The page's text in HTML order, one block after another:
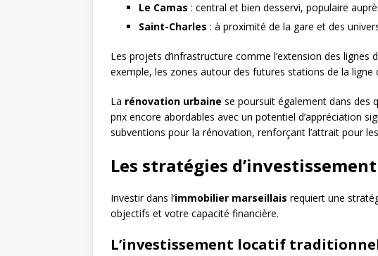
Le Camas : central et bien desservi, populaire
Saint-Charles : à proximité de la gare et des
Les projets d’infrastructure comme l’extension des
exemple, les zones autour des futures stations de la
La rénovation urbaine se poursuit également dans des
prix encore abordables avec un potentiel d’appréciation
subventions pour la rénovation, renforçant l’attrait pour
Les stratégies
Investir dans l’immobilier marseillais requiert une
objectifs et votre capacité financière.
L’investissement locatif